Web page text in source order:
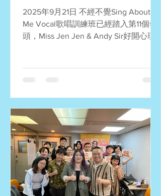
2025年9月21日 不經不覺Sing About
Me Vocal歌唱訓練班已經踏入第11個年
頭，Miss Jen Jen & Andy Sir好開心現
會！